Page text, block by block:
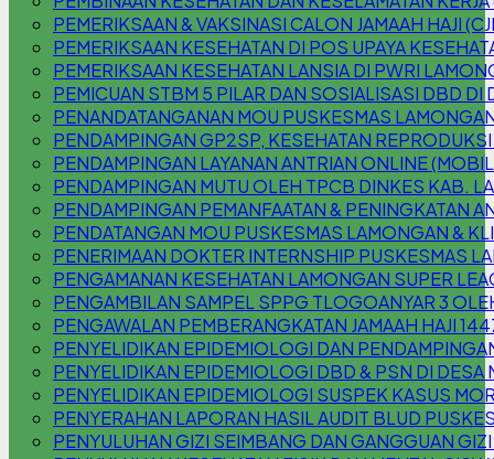
PEMERIKSAAN & VAKSINASI CALON JAMAAH HAJI
PEMERIKSAAN KESEHATAN DI POS UPAYA
PEMERIKSAAN KESEHATAN LANSIA DI PWRI
PEMICUAN STBM 5 PILAR DAN SOSIALISASI DBD DI
PENANDATANGANAN MOU PUSKESMAS
PENDAMPINGAN GP2SP, KESEHATAN
PENDAMPINGAN LAYANAN ANTRIAN ONLINE
PENDAMPINGAN MUTU OLEH TPCB DINKES KAB.
PENDAMPINGAN PEMANFAATAN & PENINGKATAN
PENDATANGAN MOU PUSKESMAS LAMONGAN &
PENERIMAAN DOKTER INTERNSHIP PUSKESMAS
PENGAMANAN KESEHATAN LAMONGAN SUPER
PENGAMBILAN SAMPEL SPPG TLOGOANYAR 3
PENGAWALAN PEMBERANGKATAN JAMAAH HAJI
PENYELIDIKAN EPIDEMIOLOGI DAN
PENYELIDIKAN EPIDEMIOLOGI DBD & PSN DI DESA
PENYELIDIKAN EPIDEMIOLOGI SUSPEK KASUS
PENYERAHAN LAPORAN HASIL AUDIT BLUD
PENYULUHAN GIZI SEIMBANG DAN GANGGUAN